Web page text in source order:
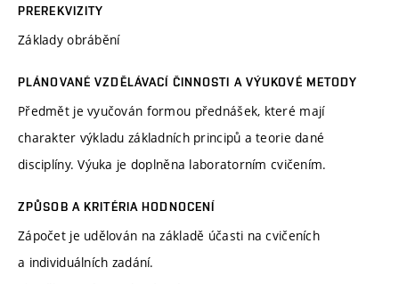
PREREKVIZITY
Základy obrábění
PLÁNOVANÉ VZDĚLÁVACÍ ČINNOSTI A VÝUKOVÉ METODY
Předmět je vyučován formou přednášek, které mají
charakter výkladu základních principů a teorie dané
disciplíny. Výuka je doplněna laboratorním cvičením.
ZPŮSOB A KRITÉRIA HODNOCENÍ
Zápočet je udělován na základě účasti na cvičeních
a individuálních zadání.